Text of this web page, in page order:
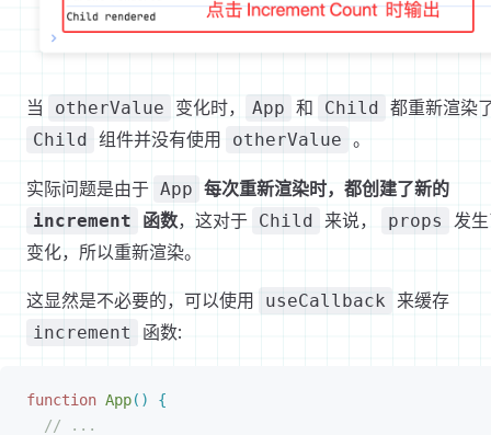
当 otherValue 变化时， App 和 Child 都重新渲染
Child 组件并没有使用 otherValue 。
实际问题是由于 App 每次重新渲染时，都创建了新的
increment 函数，这对于 Child 来说， props
发
变化，所以重新渲染。
这显然是不必要的，可以使用 useCallback 来缓存
increment 函数:
function App( )
{
// ...